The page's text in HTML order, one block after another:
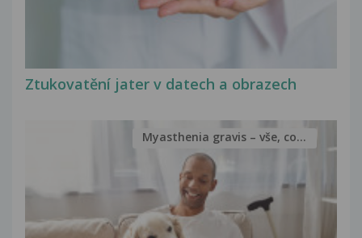
Ztukovatění jater v datech a obrazech
Myasthenia gravis – vše, co...